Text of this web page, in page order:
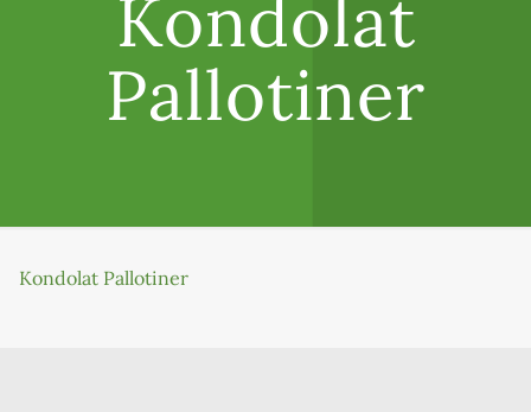
Kondolat
Pallotiner
Kondolat Pallotiner